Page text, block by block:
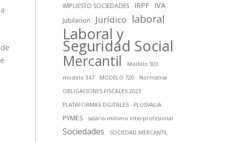
IMPUESTO SOCIEDADES
IRPF IVA
Jubilacion Jurídico laboral
Laboral y
Seguridad Social
Mercantil
Modelo 303
modelo 347
MODELO 720
Normativa
OBLIGACIONES FISCALES 2023
PLATAFORMAS DIGITALES
PLUSVALIA
PYMES salario mínimo interprofesional
Sociedades
SOCIEDAD MERCANTIL